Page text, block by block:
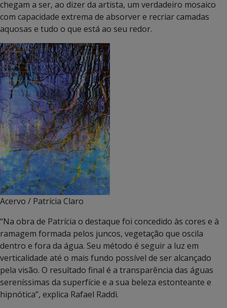
chegam a ser, ao dizer da artista, um verdadeiro mosaico
com capacidade extrema de absorver e recriar camadas
aquosas e tudo o que está ao seu redor.
Acervo / Patrícia Claro
“Na obra de Patrícia o destaque foi concedido às cores e à
ramagem formada pelos juncos, vegetação que oscila
dentro e fora da água. Seu método é seguir a luz em
verticalidade até o mais fundo possível de ser alcançado
pela visão. O resultado final é a transparência das águas
sereníssimas da superfície e a sua beleza estonteante e
hipnótica”, explica Rafael Raddi.